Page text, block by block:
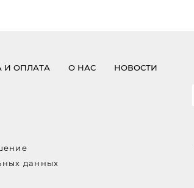
И ОПЛАТА О НАС НОВОСТИ
данных